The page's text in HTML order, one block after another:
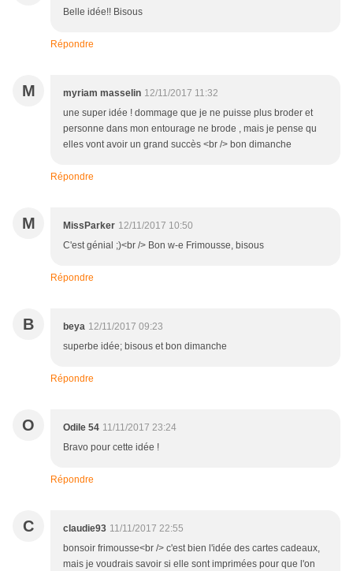
Belle idée!! Bisous
Répondre
M myriam masselin 12/11/2017 11:32
une super idée ! dommage que je ne puisse plus broder et
personne dans mon entourage ne brode , mais je pense qu
elles vont avoir un grand succès <br /> bon dimanche
Répondre
M MissParker 12/11/2017 10:50
C'est génial ;)<br /> Bon w-e Frimousse, bisous
Répondre
B beya 12/11/2017 09:23
superbe idée; bisous et bon dimanche
Répondre
O Odile 54 11/11/2017 23:24
Bravo pour cette idée !
Répondre
C claudie93 11/11/2017 22:55
bonsoir frimousse<br /> c'est bien l'idée des cartes cadeaux,
mais je voudrais savoir si elle sont imprimées pour que l'on